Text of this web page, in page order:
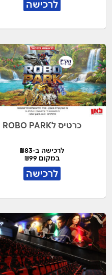
לרכישה
כרטיס לROBO PARK
לרכישה ב-₪83
במקום ₪99
לרכישה